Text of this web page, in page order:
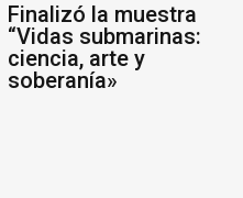
Finalizó la muestra
“Vidas submarinas:
ciencia, arte y
soberanía»